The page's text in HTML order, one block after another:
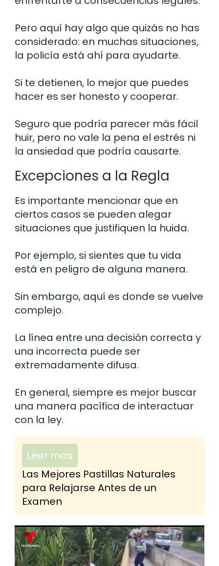
Pero aquí hay algo que quizás no has
considerado: en muchas situaciones,
la policía está ahí para ayudarte.
Si te detienen, lo mejor que puedes
hacer es ser honesto y cooperar.
Seguro que podría parecer más fácil
huir, pero no vale la pena el estrés ni
la ansiedad que podría causarte.
Excepciones a la Regla
Es importante mencionar que en
ciertos casos se pueden alegar
situaciones que justifiquen la huida.
Por ejemplo, si sientes que tu vida
está en peligro de alguna manera.
Sin embargo, aquí es donde se vuelve
complejo.
La línea entre una decisión correcta y
una incorrecta puede ser
extremadamente difusa.
En general, siempre es mejor buscar
una manera pacífica de interactuar
con la ley.
Leer más
Las Mejores Pastillas Naturales
para Relajarse Antes de un
Examen